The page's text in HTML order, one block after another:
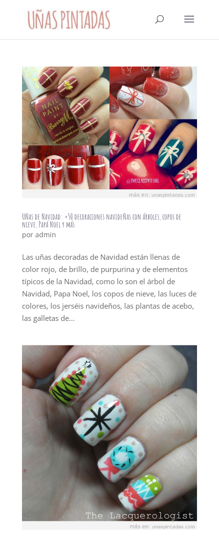
Uñas de Navidad: +50 decoraciones navideñas con árboles, copos de
nieve, Papá Noel y más
por admin
Las uñas decoradas de Navidad están llenas de
color rojo, de brillo, de purpurina y de elementos
típicos de la Navidad, como lo son el árbol de
Navidad, Papa Noel, los copos de nieve, las luces de
colores, los jerséis navideños, las plantas de acebo,
las galletas de...